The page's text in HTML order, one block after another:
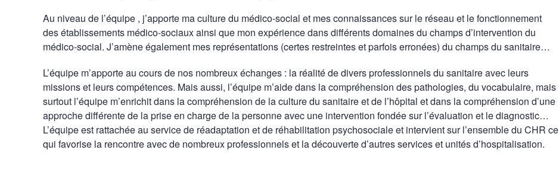
Au niveau de l’équipe , j’apporte ma culture du médico-social et mes connaissances sur le réseau et le fonctionnement
des établissements médico-sociaux ainsi que mon expérience dans différents domaines du champs d’intervention du
médico-social. J’amène également mes représentations (certes restreintes et parfois erronées) du champs du sanitaire…
L’équipe m’apporte au cours de nos nombreux échanges : la réalité de divers professionnels du sanitaire avec leurs
missions et leurs compétences. Mais aussi, l’équipe m’aide dans la compréhension des pathologies, du vocabulaire, mais
surtout l’équipe m’enrichit dans la compréhension de la culture du sanitaire et de l’hôpital et dans la compréhension d’une
approche différente de la prise en charge de la personne avec une intervention fondée sur l’évaluation et le diagnostic…
L’équipe est rattachée au service de réadaptation et de réhabilitation psychosociale et intervient sur l’ensemble du CHR ce
qui favorise la rencontre avec de nombreux professionnels et la découverte d’autres services et unités d’hospitalisation.